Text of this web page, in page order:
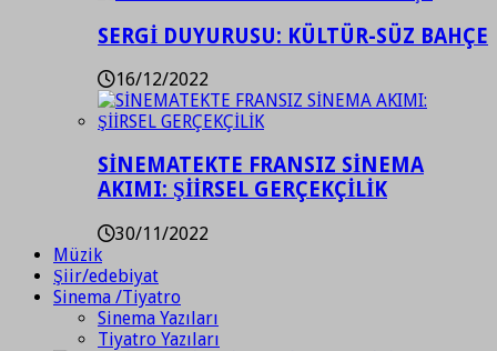
SERGİ DUYURUSU: KÜLTÜR-SÜZ BAHÇE
16/12/2022
SİNEMATEKTE FRANSIZ SİNEMA
AKIMI: ŞİİRSEL GERÇEKÇİLİK
30/11/2022
Müzik
Şiir/edebiyat
Sinema /Tiyatro
Sinema Yazıları
Tiyatro Yazıları